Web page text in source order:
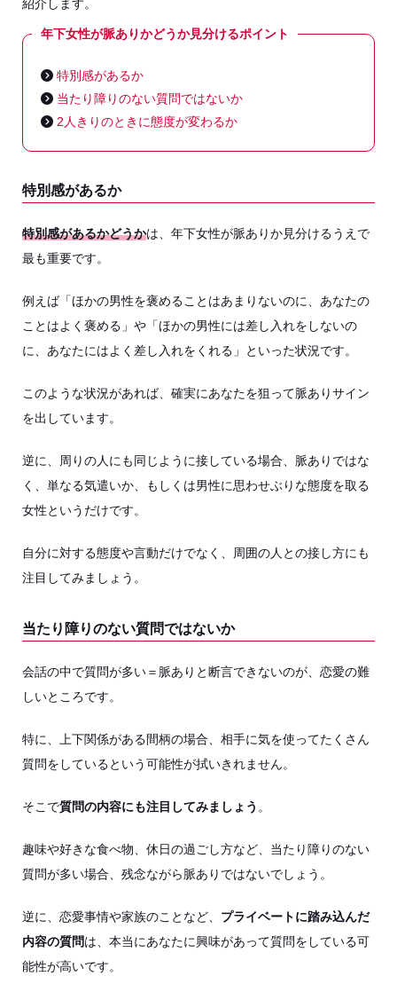
紹介します。
年下女性が脈ありかどうか見分けるポイント
特別感があるか
当たり障りのない質問ではないか
2人きりのときに態度が変わるか
特別感があるか
特別感があるかどうかは、年下女性が脈ありか見分けるうえで
最も重要です。
例えば「ほかの男性を褒めることはあまりないのに、あなたの
ことはよく褒める」や「ほかの男性には差し入れをしないの
に、あなたにはよく差し入れをくれる」といった状況です。
このような状況があれば、確実にあなたを狙って脈ありサイン
を出しています。
逆に、周りの人にも同じように接している場合、脈ありではな
く、単なる気遣いか、もしくは男性に思わせぶりな態度を取る
女性というだけです。
自分に対する態度や言動だけでなく、周囲の人との接し方にも
注目してみましょう。
当たり障りのない質問ではないか
会話の中で質問が多い＝脈ありと断言できないのが、恋愛の難
しいところです。
特に、上下関係がある間柄の場合、相手に気を使ってたくさん
質問をしているという可能性が拭いきれません。
そこで質問の内容にも注目してみましょう 。
趣味や好きな食べ物、休日の過ごし方など、当たり障りのない
質問が多い場合、残念ながら脈ありではないでしょう。
逆に、恋愛事情や家族のことなど、 プライベートに踏み込んだ
内容の質問は、本当にあなたに興味があって質問をしている可
能性が高いです。